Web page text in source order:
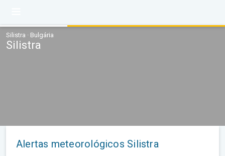
Silistra · Bulgária
Silistra
Alertas meteorológicos Silistra